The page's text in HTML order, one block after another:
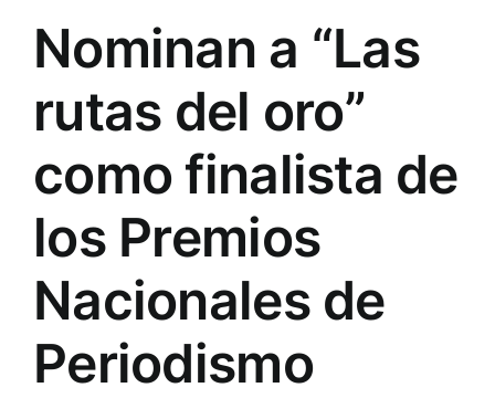
Nominan a “Las
rutas del oro”
como finalista de
los Premios
Nacionales de
Periodismo